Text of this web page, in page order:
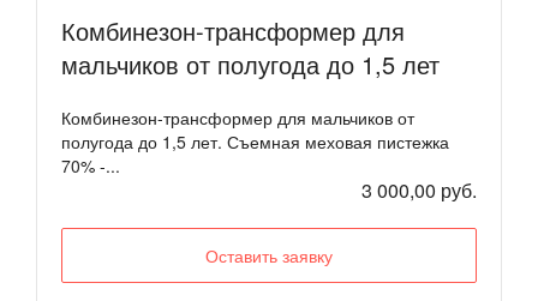
Комбинезон-трансформер для
мальчиков от полугода до 1,5 лет
Комбинезон-трансформер для мальчиков от
полугода до 1,5 лет. Съемная меховая пистежка
70% -...
3 000,00 руб.
Оставить заявку